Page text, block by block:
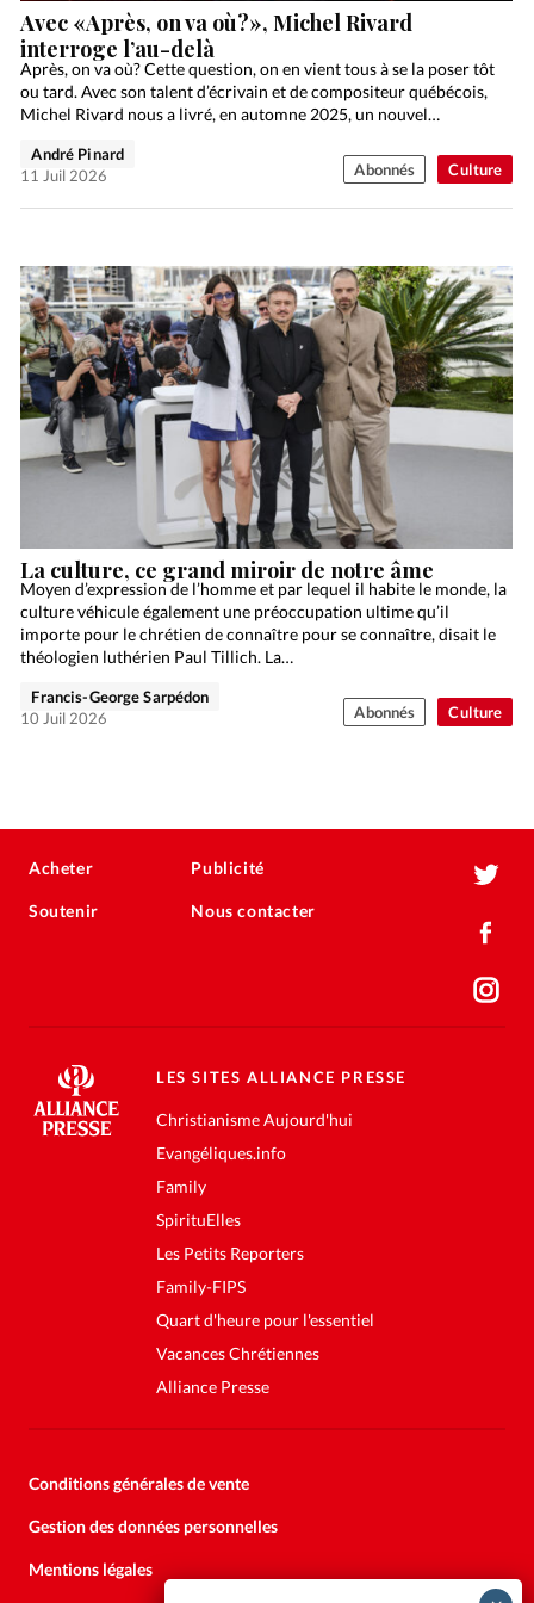
Culture
Avec «Après, on va où?», Michel Rivard
interroge l’au-delà
Après, on va où? Cette question, on en vient tous à se la poser tôt
ou tard. Avec son talent d’écrivain et de compositeur québécois,
Michel Rivard nous a livré, en automne 2025, un nouvel…
André Pinard
11 Juil 2026
Abonnés
Culture
La culture, ce grand miroir de notre âme
Moyen d’expression de l’homme et par lequel il habite le monde, la
culture véhicule également une préoccupation ultime qu’il
importe pour le chrétien de connaître pour se connaître, disait le
théologien luthérien Paul Tillich. La…
Francis-George Sarpédon
10 Juil 2026
Abonnés
Acheter
Soutenir
Publicité
Nous contacter
LES SITES ALLIANCE PRESSE
Christianisme Aujourd'hui
Evangéliques.info
Family
SpirituElles
Les Petits Reporters
Family-FIPS
Quart d'heure pour l'essentiel
Vacances Chrétiennes
Alliance Presse
Conditions générales de vente
Gestion des données personnelles
Mentions légales